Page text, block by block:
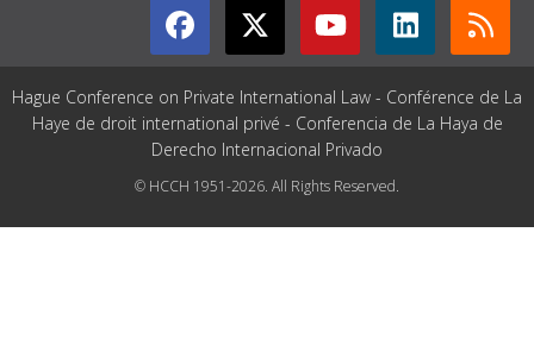
Hague Conference on Private International Law - Conférence de La
Haye de droit international privé - Conferencia de La Haya de
Derecho Internacional Privado
© HCCH 1951-2026. All Rights Reserved.